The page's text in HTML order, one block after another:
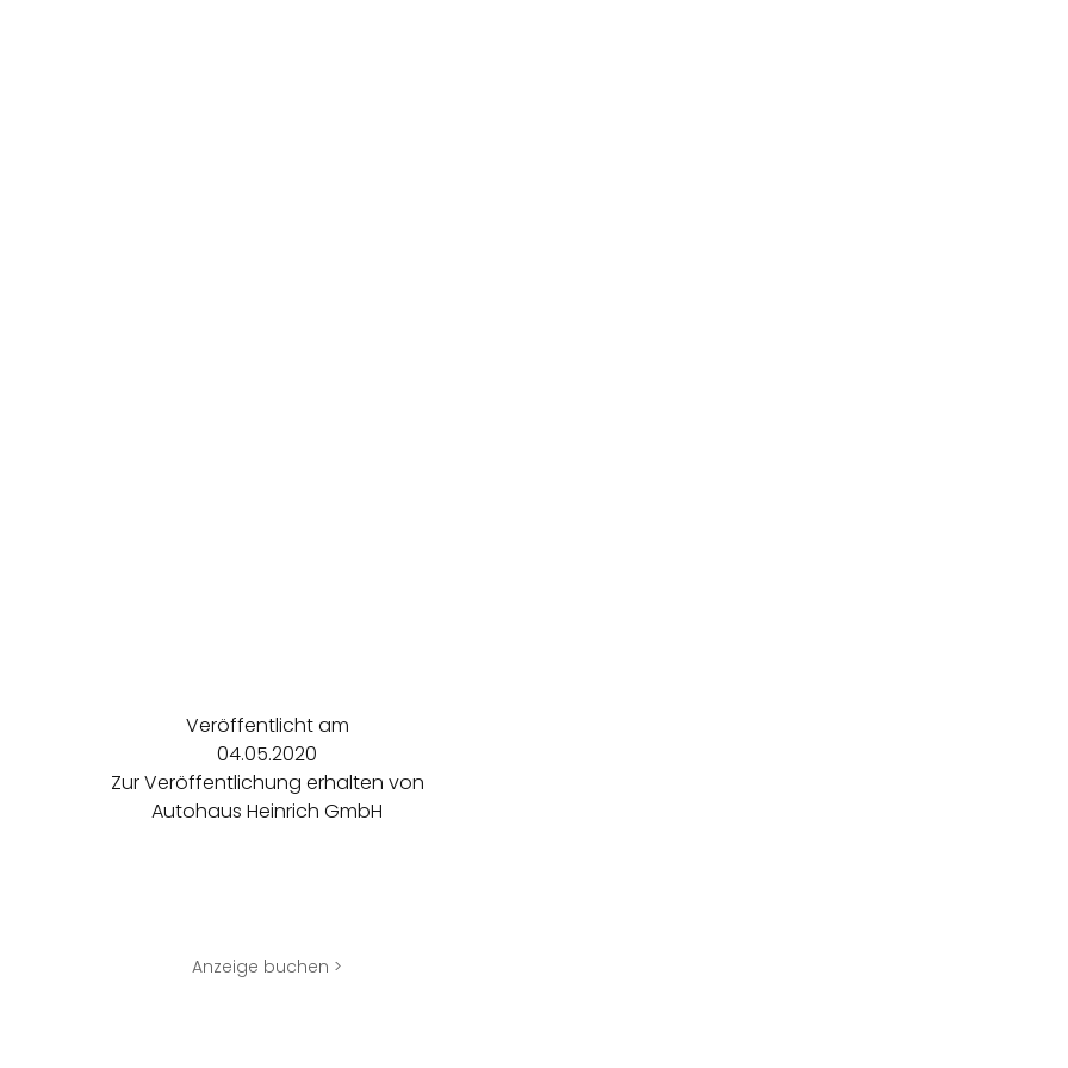
Veröffentlicht am
04.05.2020
Zur Veröffentlichung erhalten von
Autohaus Heinrich GmbH
Anzeige buchen >